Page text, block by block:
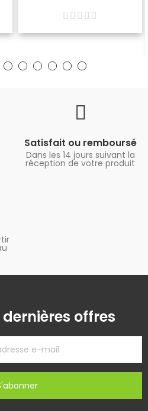
Satisfait ou remboursé
Dans les 14 jours suivant la
réception de votre produit
offres